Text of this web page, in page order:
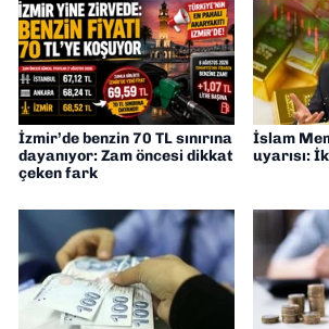
İzmir’de benzin 70 TL sınırına
dayanıyor: Zam öncesi dikkat
çeken fark
İslam
uyarısı: